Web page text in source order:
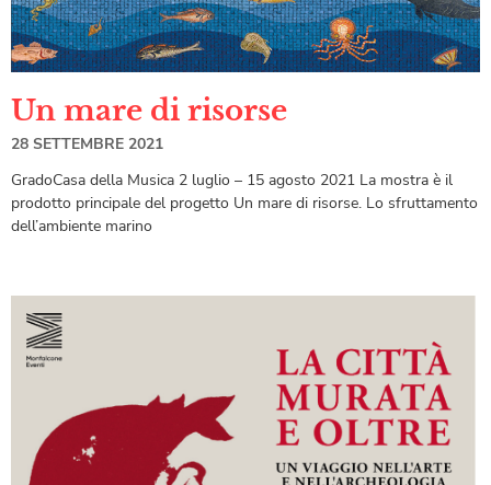
Un mare di risorse
28 SETTEMBRE 2021
GradoCasa della Musica 2 luglio – 15 agosto 2021 La mostra è il
prodotto principale del progetto Un mare di risorse. Lo sfruttamento
dell’ambiente marino